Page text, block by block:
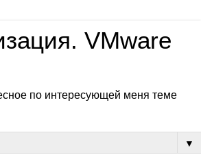
VMware
по интересующей меня теме
▼